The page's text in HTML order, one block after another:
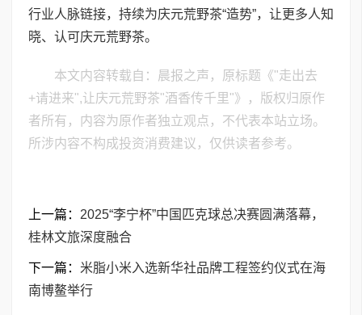
行业人脉链接，持续为庆元荒野茶“造势”，让更多人知
晓、认可庆元荒野茶。
本文内容转载自：晨报之声，原标题《"走出去
+请进来",让庆元荒野茶"酒香传千里"》，版权归原作
者所有，内容为原作者独立观点，不代表本站立场。
所涉内容不构成投资消费建议，仅供读者参考。
上一篇： 2025“李宁杯”中国匹克球总决赛圆满落幕，
桂林文旅深度融合
下一篇： 米脂小米入选新华社品牌工程签约仪式在海
南博鳌举行